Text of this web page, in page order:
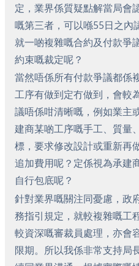
定，業界係質疑點解當局會
嘅第三者，可以喺55日之內
就一啲複雜嘅合約及付款爭
約束嘅裁定呢？
當然唔係所有付款爭議都係
工序有做到定冇做到，會較
議唔係咁清晰嘅，例如業主
建商某啲工序嘅手工、質量
標，要求修改設計或重新再
追加費用呢？定係視為承建
自行包底呢？
針對業界嘅關注同憂慮，政
務指引規定，就較複雜嘅工
較資深嘅審裁員處理，亦會
限期。所以我係非常支持局